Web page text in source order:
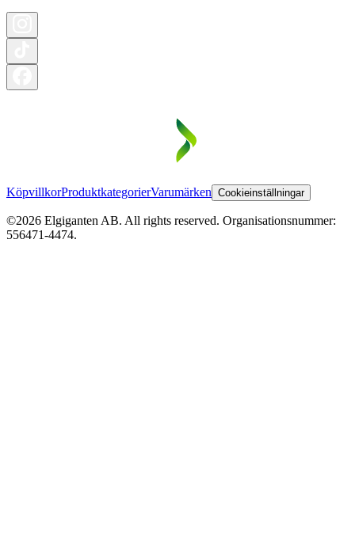
KöpvillkorProduktkategorierVarumärken Cookieinställningar
©2026 Elgiganten AB. All rights reserved. Organisationsnummer:
556471-4474.